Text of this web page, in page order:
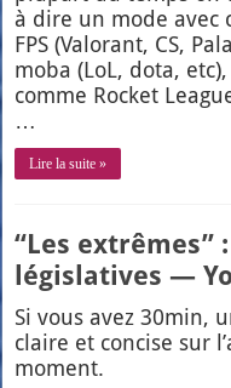
à dire un mode avec
FPS (Valo­rant, CS,
moba (LoL, dota,
comme Rocket
…
Lire la suite »
“Les extrêmes”
législatives —
Si vous avez 30min,
claire et concise sur
moment.